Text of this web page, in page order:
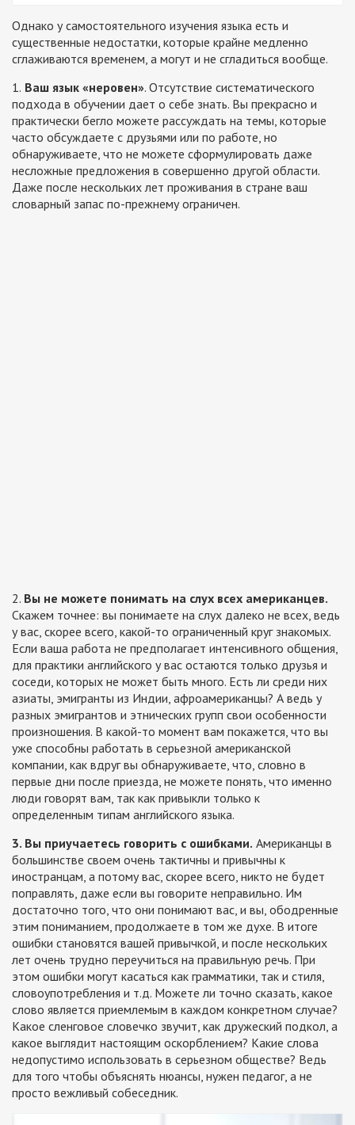
Однако у самостоятельного изучения языка есть и
существенные недостатки, которые крайне медленно
сглаживаются временем, а могут и не сгладиться вообще.
1. Ваш язык «неровен». Отсутствие систематического
подхода в обучении дает о себе знать. Вы прекрасно и
практически бегло можете рассуждать на темы, которые
часто обсуждаете с друзьями или по работе, но
обнаруживаете, что не можете сформулировать даже
несложные предложения в совершенно другой области.
Даже после нескольких лет проживания в стране ваш
словарный запас по-прежнему ограничен.
2. Вы не можете понимать на слух всех американцев.
Скажем точнее: вы понимаете на слух далеко не всех, ведь
у вас, скорее всего, какой-то ограниченный круг знакомых.
Если ваша работа не предполагает интенсивного общения,
для практики английского у вас остаются только друзья и
соседи, которых не может быть много. Есть ли среди них
азиаты, эмигранты из Индии, афроамериканцы? А ведь у
разных эмигрантов и этнических групп свои особенности
произношения. В какой-то момент вам покажется, что вы
уже способны работать в серьезной американской
компании, как вдруг вы обнаруживаете, что, словно в
первые дни после приезда, не можете понять, что именно
люди говорят вам, так как привыкли только к
определенным типам английского языка.
3. Вы приучаетесь говорить с ошибками. Американцы в
большинстве своем очень тактичны и привычны к
иностранцам, а потому вас, скорее всего, никто не будет
поправлять, даже если вы говорите неправильно. Им
достаточно того, что они понимают вас, и вы, ободренные
этим пониманием, продолжаете в том же духе. В итоге
ошибки становятся вашей привычкой, и после нескольких
лет очень трудно переучиться на правильную речь. При
этом ошибки могут касаться как грамматики, так и стиля,
словоупотребления и т.д. Можете ли точно сказать, какое
слово является приемлемым в каждом конкретном случае?
Какое сленговое словечко звучит, как дружеский подкол, а
какое выглядит настоящим оскорблением? Какие слова
недопустимо использовать в серьезном обществе? Ведь
для того чтобы объяснять нюансы, нужен педагог, а не
просто вежливый собеседник.